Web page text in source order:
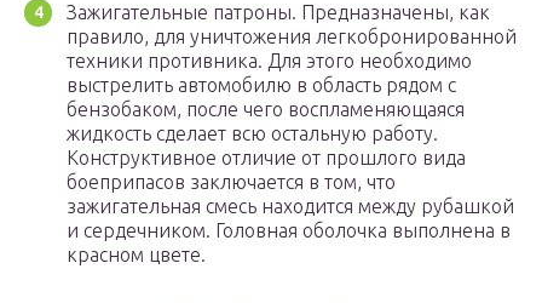
Зажигательные патроны. Предназначены, как
правило, для уничтожения легкобронированной
техники противника. Для этого необходимо
выстрелить автомобилю в область рядом с
бензобаком, после чего воспламеняющаяся
жидкость сделает всю остальную работу.
Конструктивное отличие от прошлого вида
боеприпасов заключается в том, что
зажигательная смесь находится между рубашкой
и сердечником. Головная оболочка выполнена в
красном цвете.